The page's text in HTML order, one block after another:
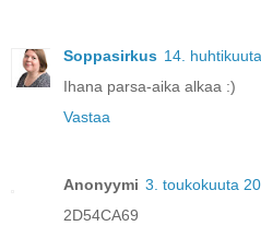
Soppasirkus 14.
Ihana parsa-aika alkaa :)
Vastaa
Anonyymi 3. toukokuuta
2D54CA69